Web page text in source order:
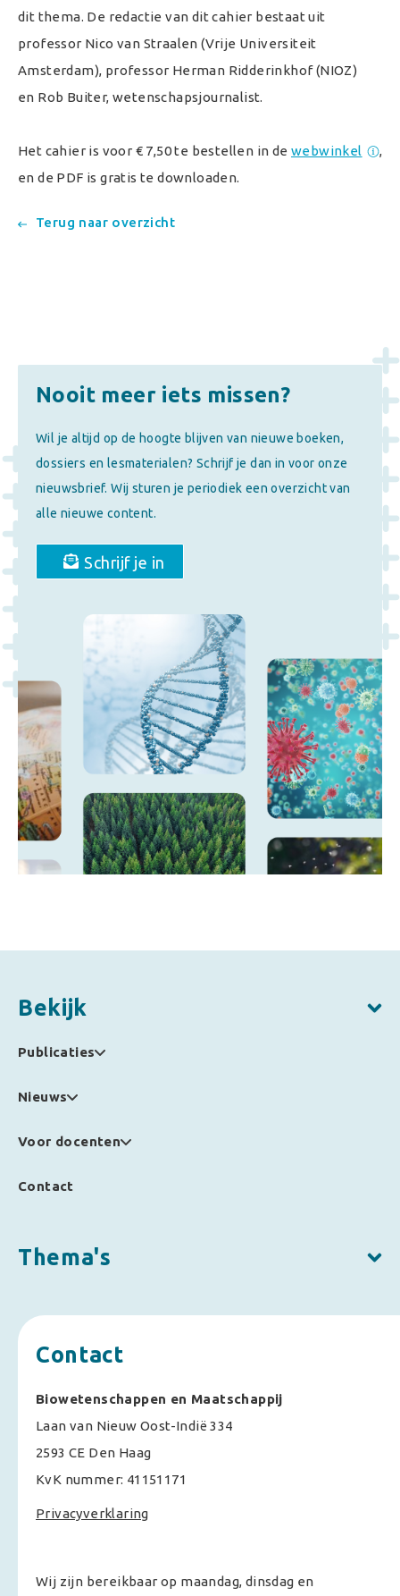
dit thema. De redactie van dit cahier bestaat uit
professor Nico van Straalen (Vrije Universiteit
Amsterdam), professor Herman Ridderinkhof (NIOZ)
en Rob Buiter, wetenschapsjournalist.
Het cahier is voor € 7,50 te bestellen in de webwinkel
,
en de PDF is gratis te downloaden.
Terug naar overzicht
Nooit meer iets missen?
Wil je altijd op de hoogte blijven van nieuwe boeken,
dossiers en lesmaterialen? Schrijf je dan in voor onze
nieuwsbrief. Wij sturen je periodiek een overzicht van
alle nieuwe content.
Schrijf je in
Bekijk
Publicaties
Nieuws
Voor docenten
Contact
Thema's
Contact
Biowetenschappen en Maatschappij
Laan van Nieuw Oost-Indië 334
2593 CE Den Haag
KvK nummer: 41151171
Privacyverklaring
Wij zijn bereikbaar op maandag, dinsdag en